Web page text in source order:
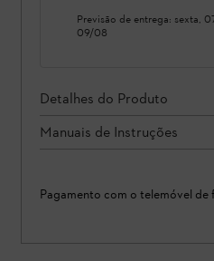
Previsão de entrega: sexta,
09/08
Detalhes do Produto
Manuais de Instruções
Pagamento com o telemóvel de